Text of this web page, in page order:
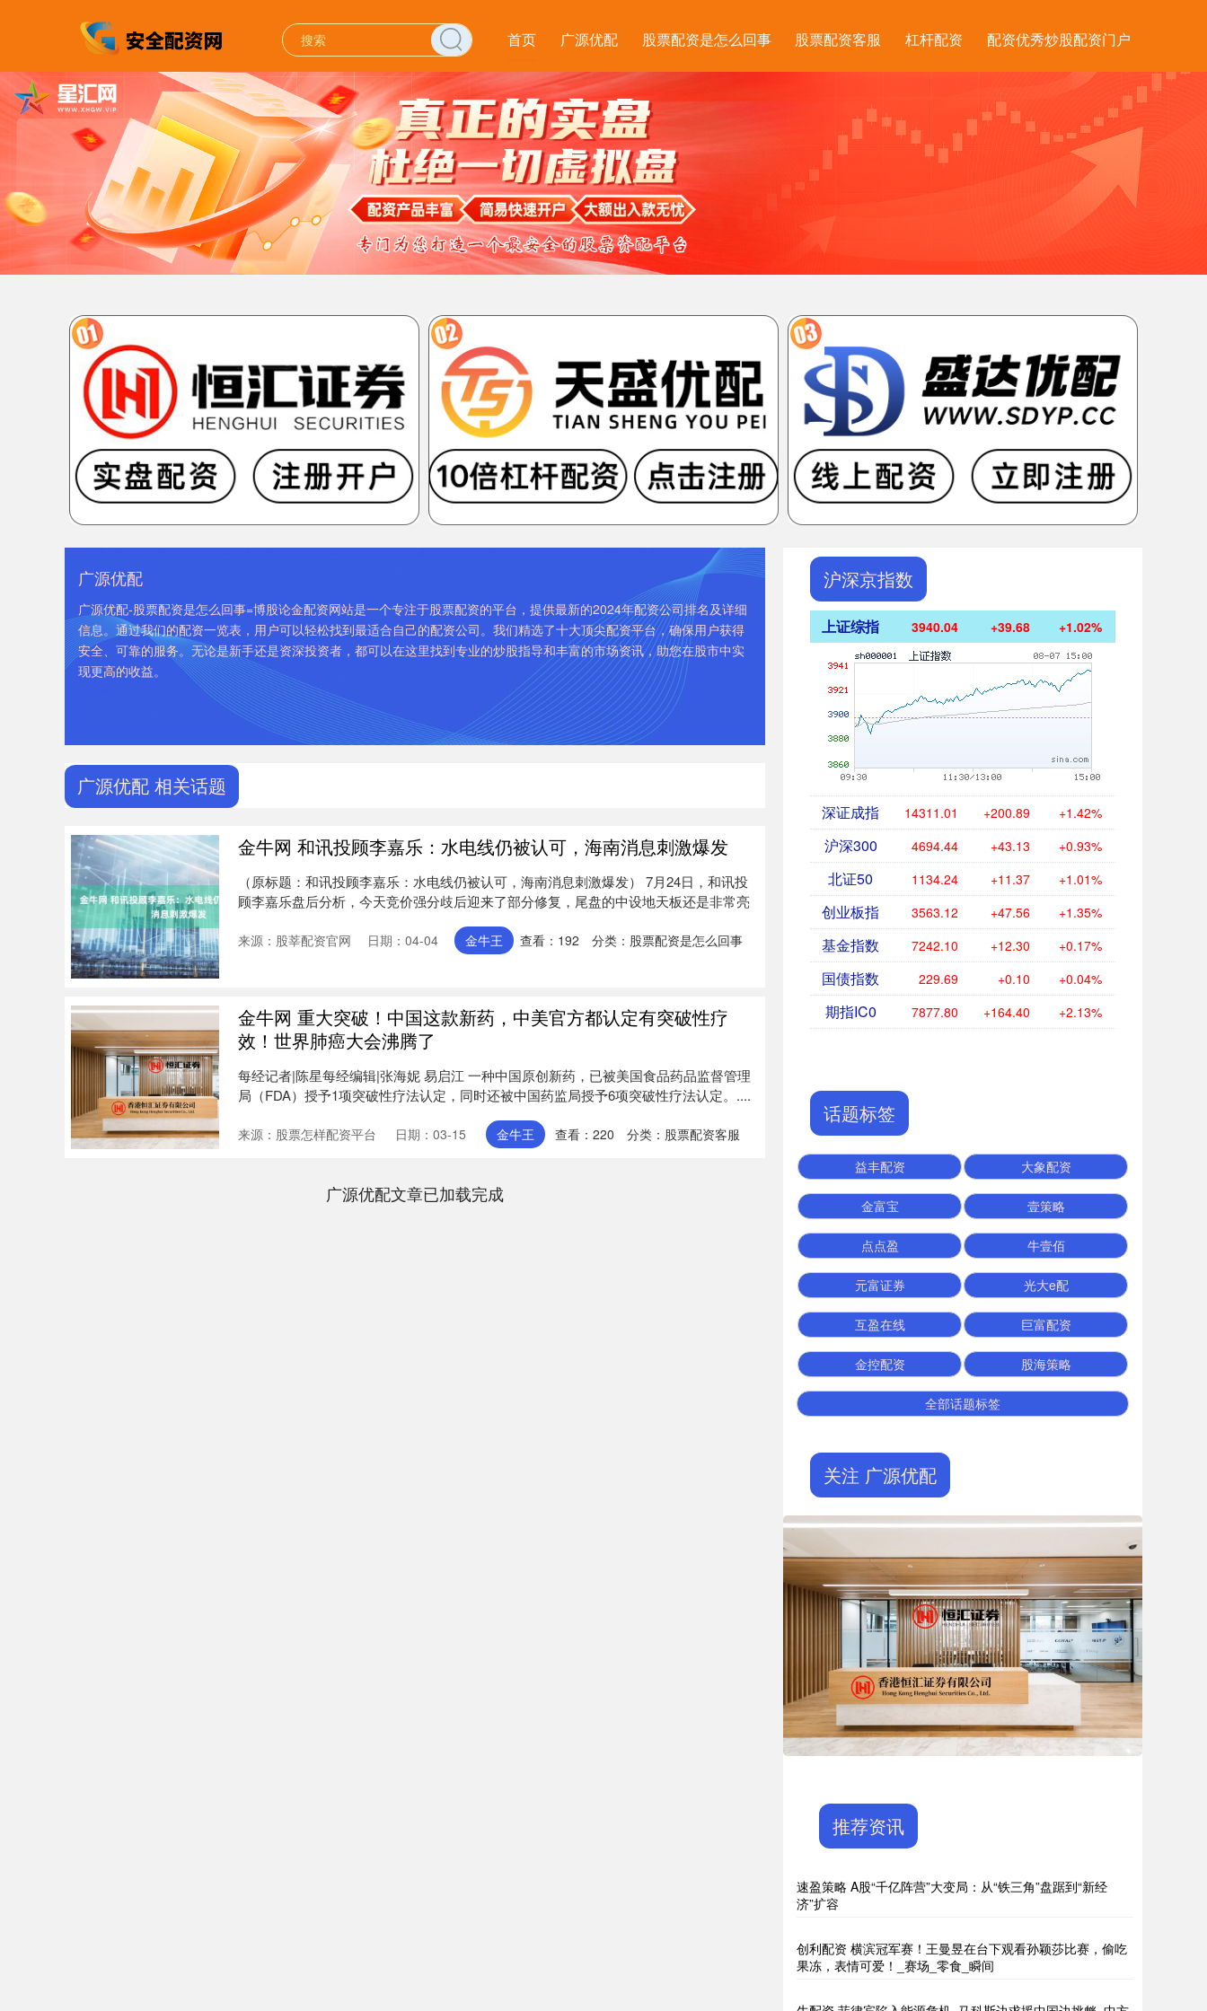
首页 广源优配 股票配资是怎么回事 股票配资客服 杠杆配资 配资优秀炒股配资门户
广源优配
广源优配-股票配资是怎么回事=博股论金配资网站是一个专注于股票配资的平台，提供最新的2024年配资公司排名及详细
信息。通过我们的配资一览表，用户可以轻松找到最适合自己的配资公司。我们精选了十大顶尖配资平台，确保用户获得
安全、可靠的服务。无论是新手还是资深投资者，都可以在这里找到专业的炒股指导和丰富的市场资讯，助您在股市中实
现更高的收益。
广源优配 相关话题
金牛网 和讯投顾李嘉乐：水电线仍被认可，海南消息刺激爆发
（原标题：和讯投顾李嘉乐：水电线仍被认可，海南消息刺激爆发） 7月24日，和讯投
顾李嘉乐盘后分析，今天竞价强分歧后迎来了部分修复，尾盘的中设地天板还是非常亮
来源：股莘配资官网 日期：04-04 金牛王 查看： 192 分类： 股票配资是怎么回事
金牛网 重大突破！中国这款新药，中美官方都认定有突破性疗
效！世界肺癌大会沸腾了
每经记者|陈星每经编辑|张海妮 易启江 一种中国原创新药，已被美国食品药品监督管理
局（FDA）授予1项突破性疗法认定，同时还被中国药监局授予6项突破性疗法认定。....
来源：股票怎样配资平台 日期：03-15 金牛王 查看： 220 分类： 股票配资客服
广源优配文章已加载完成
沪深京指数
上证综指 3940.04 +39.68 +1.02%
深证成指 14311.01 +200.89 +1.42%
沪深300 4694.44 +43.13 +0.93%
北证50 1134.24 +11.37 +1.01%
创业板指 3563.12 +47.56 +1.35%
基金指数 7242.10 +12.30 +0.17%
国债指数 229.69 +0.10 +0.04%
期指IC0 7877.80 +164.40 +2.13%
话题标签
益丰配资 大象配资
金富宝 壹策略
点点盈 牛壹佰
元富证券 光大e配
互盈在线 巨富配资
金控配资 股海策略
全部话题标签
关注 广源优配
推荐资讯
速盈策略 A股“千亿阵营”大变局：从“铁三角”盘踞到“新经
济”扩容
创利配资 横滨冠军赛！王曼昱在台下观看孙颖莎比赛，偷吃
果冻，表情可爱！_赛场_零食_瞬间